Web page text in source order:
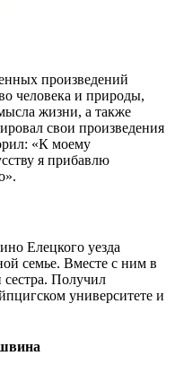
произведений
человека и природы,
жизни, а также
свои произведения
«К моему
я прибавлю
Елецкого уезда
семье. Вместе с ним в
сестра. Получил
университете и